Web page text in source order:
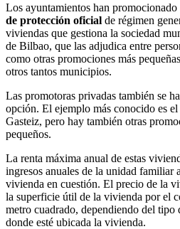
Los ayuntamientos han
de protección oficial de régimen
viviendas que gestiona la sociedad
de Bilbao, que las adjudica entre
como otras promociones más
otros tantos municipios.
Las promotoras privadas también se
opción. El ejemplo más conocido es
Gasteiz, pero hay también otras
pequeños.
La renta máxima anual de estas
ingresos anuales de la unidad familiar
vivienda en cuestión. El precio de la
la superficie útil de la vivienda por el
metro cuadrado, dependiendo del
donde esté ubicada la vivienda.